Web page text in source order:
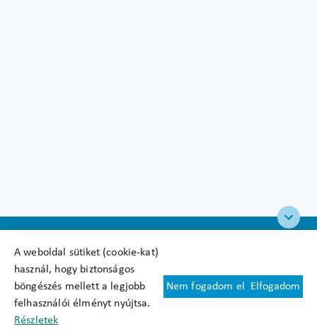
A weboldal sütiket (cookie-kat)
használ, hogy biztonságos
böngészés mellett a legjobb
felhasználói élményt nyújtsa.
Részletek
Nem fogadom el Elfogadom
Felhasználási feltételek